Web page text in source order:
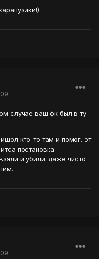
случае ваш фк был в ту
кто-то там и помог. эт
постановка
и убили. даже чисто